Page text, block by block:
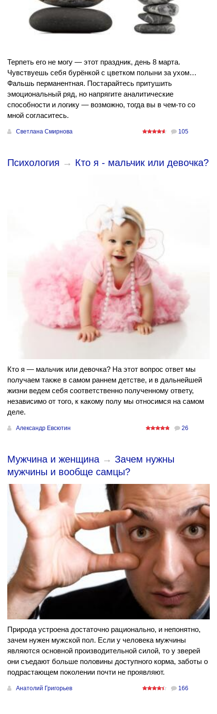
Терпеть его не могу — этот праздник, день 8 марта.
Чувствуешь себя бурёнкой с цветком полыни за ухом…
Фальшь перманентная. Постарайтесь притушить
эмоциональный ряд, но напрягите аналитические
способности и логику — возможно, тогда вы в чем-то со
мной согласитесь.
Светлана Смирнова 105
Психология → Кто я - мальчик или девочка?
Кто я — мальчик или девочка? На этот вопрос ответ мы
получаем также в самом раннем детстве, и в дальнейшей
жизни ведем себя соответственно полученному ответу,
независимо от того, к какому полу мы относимся на самом
деле.
Александр Евсютин 26
Мужчина и женщина → Зачем нужны
мужчины и вообще самцы?
Природа устроена достаточно рационально, и непонятно,
зачем нужен мужской пол. Если у человека мужчины
являются основной производительной силой, то у зверей
они съедают больше половины доступного корма, заботы о
подрастающем поколении почти не проявляют.
Анатолий Григорьев 166